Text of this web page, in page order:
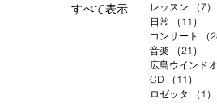
すべて表示
レッスン
（7）
日常
（11）
コンサート
（
音楽
（21）
広島ウインド
CD
（11）
ロゼッタ
（1）